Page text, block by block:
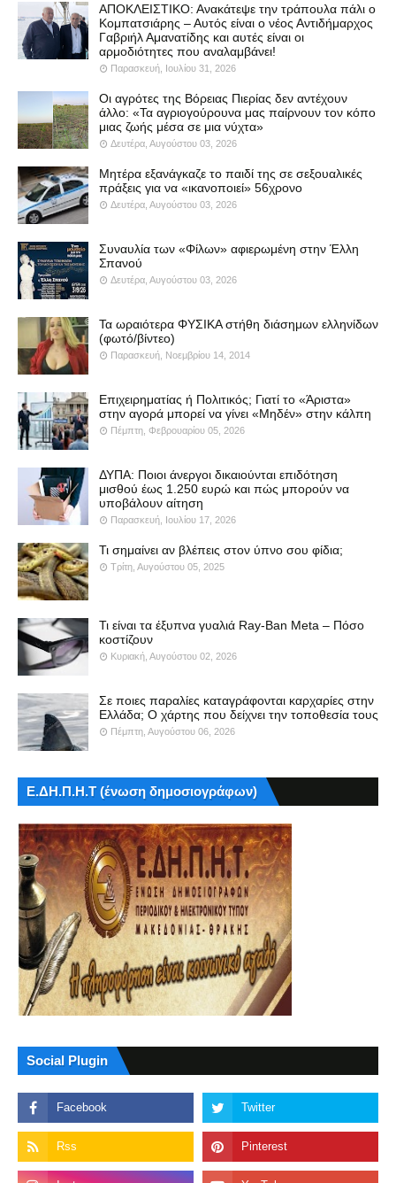
ΑΠΟΚΛΕΙΣΤΙΚΟ: Ανακάτεψε την τράπουλα πάλι ο
Κομπατσιάρης – Αυτός είναι ο νέος Αντιδήμαρχος
Γαβριήλ Αμανατίδης και αυτές είναι οι
αρμοδιότητες που αναλαμβάνει!
Παρασκευή, Ιουλίου 31, 2026
Οι αγρότες της Βόρειας Πιερίας δεν αντέχουν
άλλο: «Τα αγριογούρουνα μας παίρνουν τον κόπο
μιας ζωής μέσα σε μια νύχτα»
Δευτέρα, Αυγούστου 03, 2026
Μητέρα εξανάγκαζε το παιδί της σε σεξουαλικές
πράξεις για να «ικανοποιεί» 56χρονο
Δευτέρα, Αυγούστου 03, 2026
Συναυλία των «Φίλων» αφιερωμένη στην Έλλη
Σπανού
Δευτέρα, Αυγούστου 03, 2026
Τα ωραιότερα ΦΥΣΙΚΑ στήθη διάσημων ελληνίδων
(φωτό/βίντεο)
Παρασκευή, Νοεμβρίου 14, 2014
Επιχειρηματίας ή Πολιτικός; Γιατί το «Άριστα»
στην αγορά μπορεί να γίνει «Μηδέν» στην κάλπη
Πέμπτη, Φεβρουαρίου 05, 2026
ΔΥΠΑ: Ποιοι άνεργοι δικαιούνται επιδότηση
μισθού έως 1.250 ευρώ και πώς μπορούν να
υποβάλουν αίτηση
Παρασκευή, Ιουλίου 17, 2026
Τι σημαίνει αν βλέπεις στον ύπνο σου φίδια;
Τρίτη, Αυγούστου 05, 2025
Τι είναι τα έξυπνα γυαλιά Ray-Ban Meta – Πόσο
κοστίζουν
Κυριακή, Αυγούστου 02, 2026
Σε ποιες παραλίες καταγράφονται καρχαρίες στην
Ελλάδα; Ο χάρτης που δείχνει την τοποθεσία τους
Πέμπτη, Αυγούστου 06, 2026
Ε.ΔΗ.Π.Η.Τ (ένωση δημοσιογράφων)
Social Plugin